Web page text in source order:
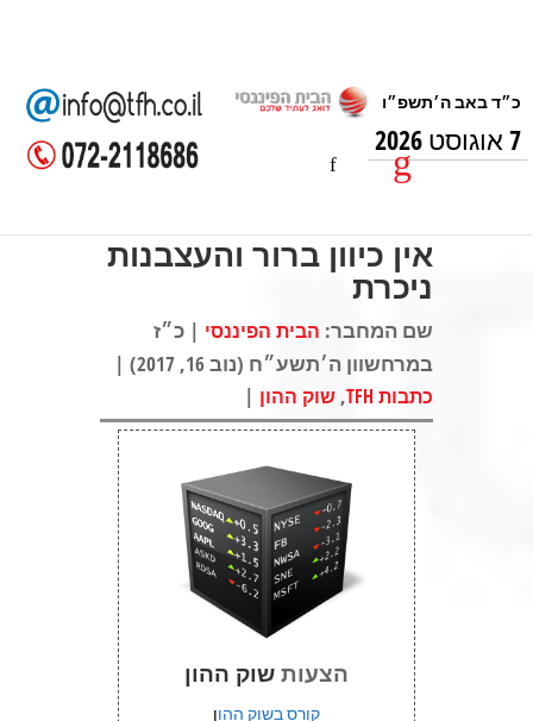
7 אוגוסט 2026
אין כיוון ברור והעצבנות
ניכרת
שם המחבר: הבית הפיננסי | כ״ז
במרחשוון ה׳תשע״ח (נוב 16, 2017) |
כתבות TFH , שוק ההון |
הצעותשוק ההון
קורס בשוק ההון